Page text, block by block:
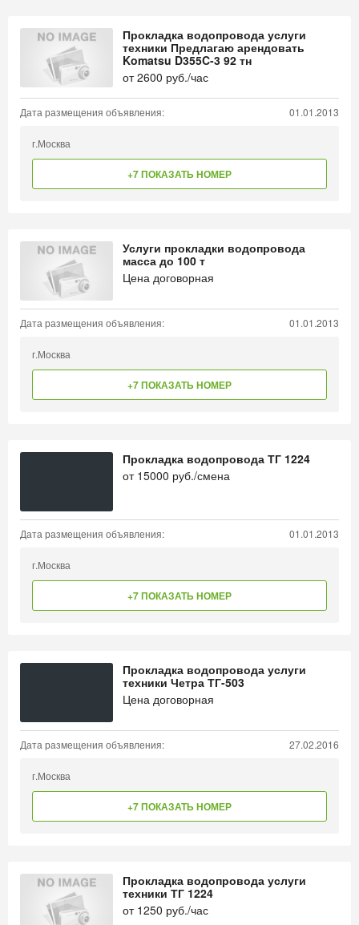
Прокладка водопровода услуги
техники Предлагаю арендовать
Komatsu D355C-3 92 тн
от2600 руб./час
Дата размещения объявления: 01.01.2013
г.Москва
+7 ПОКАЗАТЬ НОМЕР
Услуги прокладки водопровода
масса до 100 т
Цена договорная
Дата размещения объявления: 01.01.2013
г.Москва
+7 ПОКАЗАТЬ НОМЕР
Прокладка водопровода ТГ 1224
от 15000 руб./смена
Дата размещения объявления: 01.01.2013
г.Москва
+7 ПОКАЗАТЬ НОМЕР
Прокладка водопровода услуги
техники Четра ТГ-503
Цена договорная
Дата размещения объявления: 27.02.2016
г.Москва
+7 ПОКАЗАТЬ НОМЕР
Прокладка водопровода услуги
техники ТГ 1224
от 1250 руб./час